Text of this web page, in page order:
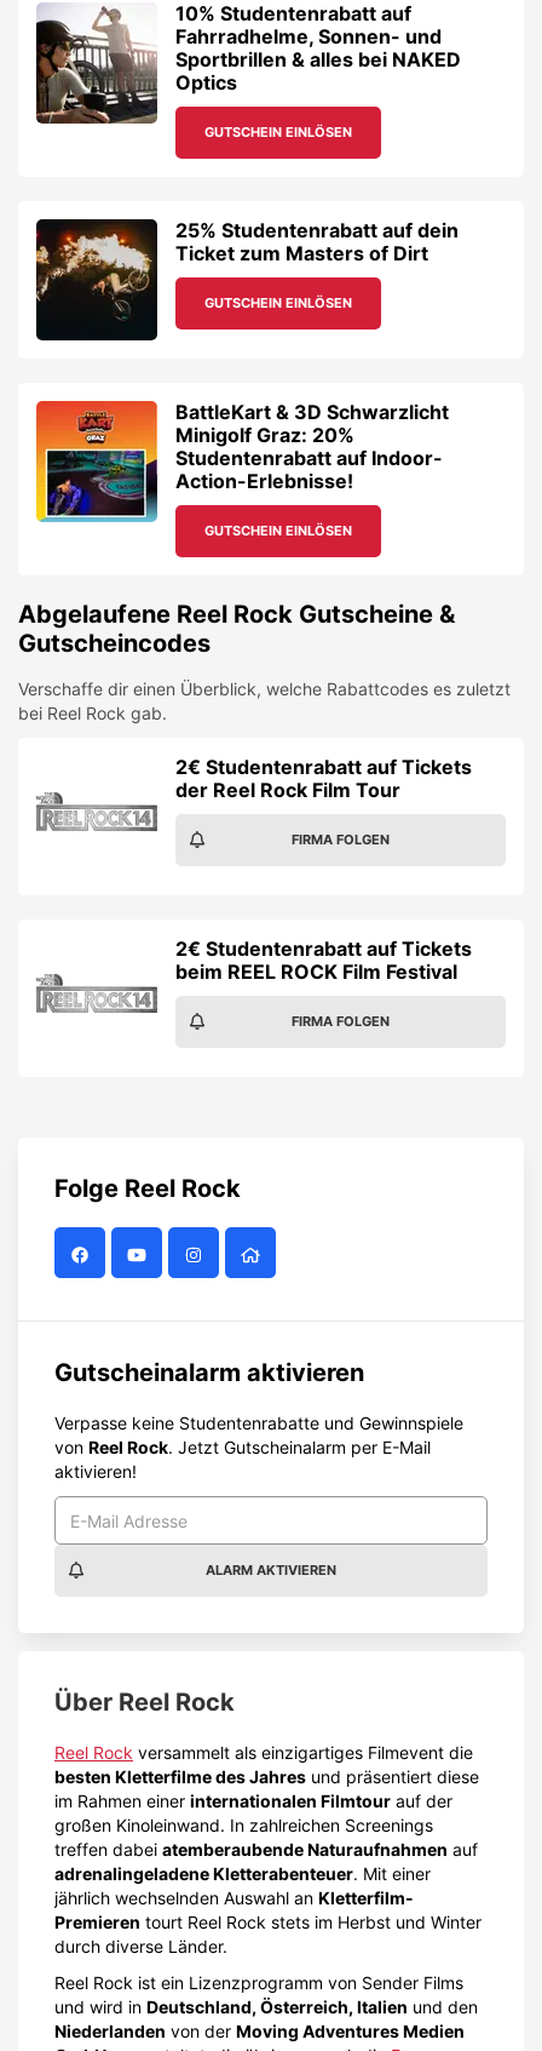
10% Studentenrabatt auf
Fahrradhelme, Sonnen- und
Sportbrillen & alles bei NAKED
Optics
GUTSCHEIN EINLÖSEN
25% Studentenrabatt auf dein
Ticket zum Masters of Dirt
GUTSCHEIN EINLÖSEN
BattleKart & 3D Schwarzlicht
Minigolf Graz: 20%
Studentenrabatt auf Indoor-
Action-Erlebnisse!
GUTSCHEIN EINLÖSEN
Abgelaufene Reel Rock Gutscheine &
Gutscheincodes
Verschaffe dir einen Überblick, welche Rabattcodes es zuletzt
bei Reel Rock gab.
2€ Studentenrabatt auf Tickets
der Reel Rock Film Tour
FIRMA FOLGEN
2€ Studentenrabatt auf Tickets
beim REEL ROCK Film Festival
FIRMA FOLGEN
Folge Reel Rock
Gutscheinalarm aktivieren
Verpasse keine Studentenrabatte und Gewinnspiele
von Reel Rock. Jetzt Gutscheinalarm per E-Mail
aktivieren!
ALARM AKTIVIEREN
Über Reel Rock
Reel Rock versammelt als einzigartiges Filmevent die
besten Kletterfilme des Jahres und präsentiert diese
im Rahmen einer internationalen Filmtour auf der
großen Kinoleinwand. In zahlreichen Screenings
treffen dabei atemberaubende Naturaufnahmen auf
adrenalingeladene Kletterabenteuer. Mit einer
jährlich wechselnden Auswahl an Kletterfilm-
Premieren tourt Reel Rock stets im Herbst und Winter
durch diverse Länder.
Reel Rock ist ein Lizenzprogramm von Sender Films
und wird in Deutschland, Österreich, Italien und den
Niederlanden von der Moving Adventures Medien